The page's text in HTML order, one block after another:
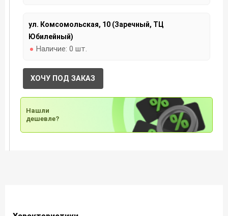
ул. Комсомольская, 10 (Заречный, ТЦ
Юбилейный)
Наличие: 0 шт.
ХОЧУ ПОД ЗАКАЗ
Нашли
дешевле?